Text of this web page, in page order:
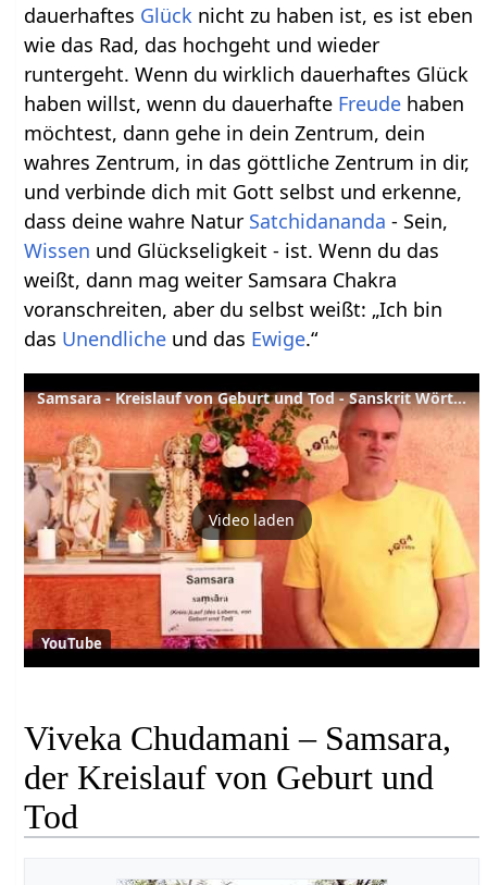
dauerhaftes Glück nicht zu haben ist, es ist eben
wie das Rad, das hochgeht und wieder
runtergeht. Wenn du wirklich dauerhaftes Glück
haben willst, wenn du dauerhafte Freude haben
möchtest, dann gehe in dein Zentrum, dein
wahres Zentrum, in das göttliche Zentrum in dir,
und verbinde dich mit Gott selbst und erkenne,
dass deine wahre Natur Satchidananda - Sein,
Wissen und Glückseligkeit - ist. Wenn du das
weißt, dann mag weiter Samsara Chakra
voranschreiten, aber du selbst weißt: „Ich bin
das Unendliche und das Ewige.“
Samsara - Kreislauf von Geburt und Tod - Sanskrit Wörterbuch
Video laden
YouTube
Viveka Chudamani – Samsara,
der Kreislauf von Geburt und
Tod